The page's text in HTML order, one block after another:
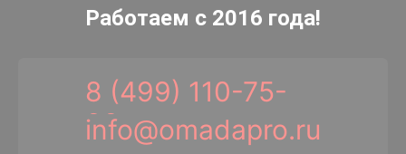
Работаем с 2016 года!
8 (499) 110-75-
00
info@omadapro.ru